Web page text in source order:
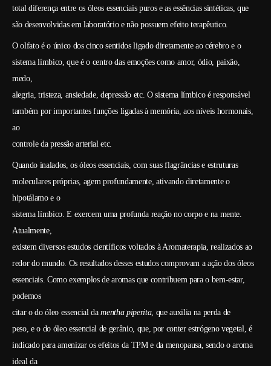
total diferença entre os óleos essenciais puros e as essências sintéticas, que
são desenvolvidas em laboratório e não possuem efeito terapêutico.
O olfato é o único dos cinco sentidos ligado diretamente ao cérebro e o
sistema límbico, que é o centro das emoções como amor, ódio, paixão,
medo,
alegria, tristeza, ansiedade, depressão etc. O sistema límbico é responsável
também por importantes funções ligadas à memória, aos níveis hormonais,
ao
controle da pressão arterial etc.
Quando inalados, os óleos essenciais, com suas flagrâncias e estruturas
moleculares próprias, agem profundamente, ativando diretamente o
hipotálamo e o
sistema límbico. E exercem uma profunda reação no corpo e na mente.
Atualmente,
existem diversos estudos científicos voltados à Aromaterapia, realizados ao
redor do mundo. Os resultados desses estudos comprovam a ação dos óleos
essenciais. Como exemplos de aromas que contribuem para o bem-estar,
podemos
citar o do óleo essencial damentha piperita, que auxilia na perda de
peso, e o do óleo essencial de gerânio, que, por conter estrógeno vegetal, é
indicado para amenizar os efeitos da TPM e da menopausa, sendo o aroma
ideal da